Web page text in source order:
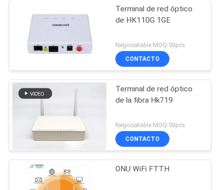
Terminal de red óptico
de HK110G 1GE
Negociatable MOQ:50pcs
CONTACTO
Terminal de red óptico
de la fibra Hk719
Negociatable MOQ:50pcs
CONTACTO
ONU WiFi FTTH